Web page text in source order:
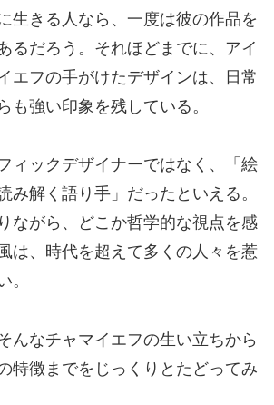
生きる人なら、一度は彼の作品を
るだろう。それほどまでに、アイ
エフの手がけたデザインは、日常
も強い印象を残している。
ィックデザイナーではなく、「絵
み解く語り手」だったといえる。
ながら、どこか哲学的な視点を感
は、時代を超えて多くの人々を惹
。
んなチャマイエフの生い立ちから
特徴までをじっくりとたどってみ